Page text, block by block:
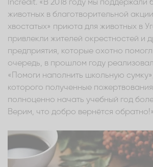
Incredit. «В 2018 году мы поддержали
животных в благотворительной
хвостатых» приюта для животных в
привлекли жителей окрестностей и
предприятия, которые охотно
очередь, в прошлом году
«Помоги наполнить школьную
которого полученные
полноценно начать учебный год
Верим, что добро вернётся обратно!»